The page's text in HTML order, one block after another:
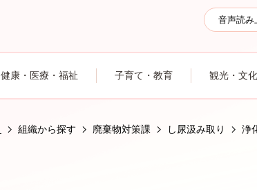
音声読み
健康・医療・福祉 子育て・教育 観光・文
組織から探す 廃棄物対策課 し尿汲み取り 浄